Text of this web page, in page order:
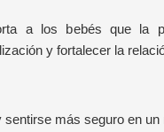
a los bebés que la
y fortalecer la
más seguro en